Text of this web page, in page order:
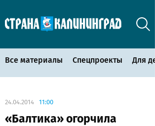
Все материалы Спецпроекты Для
24.04.2014 11:00
«Балтика» огорчила